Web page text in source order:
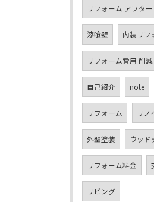
リフォーム アフタ
漆喰壁 内装リフ
リフォーム費用 削減
自己紹介 note
リフォーム リノ
外壁塗装 ウッド
リフォーム料金
リビング